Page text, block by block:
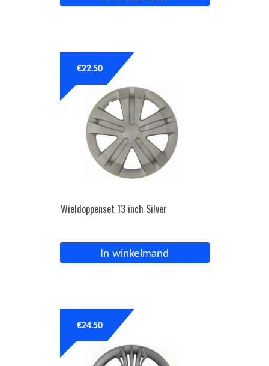
Wieldoppenset 13 inch Silver
€22.50
In winkelmand
€24.50